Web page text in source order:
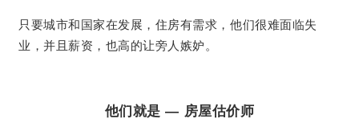
只要城市和国家在发展，住房有需求，他们很难面临失
业，并且薪资，也高的让旁人嫉妒。
他们就是 — 房屋估价师